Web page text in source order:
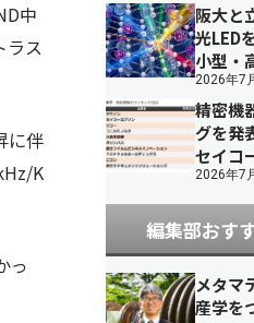
中
ラス
に伴
K
っ
阪大と
光LED
小型・
2026年7
精密機
グを発
セイコ
2026年7
編集部おす
メタマ
産学を